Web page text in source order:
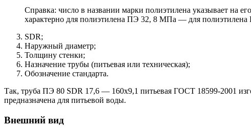
Справка: число в названии марки полиэтилена указывает на
характерно для полиэтилена ПЭ 32, 8 МПа — для полиэтилена
SDR;
Наружный диаметр;
Толщину стенки;
Назначение трубы (питьевая или техническая);
Обозначение стандарта.
Так, труба ПЭ 80 SDR 17,6 — 160х9,1 питьевая ГОСТ 18599-2001
предназначена для питьевой воды.
Внешний вид